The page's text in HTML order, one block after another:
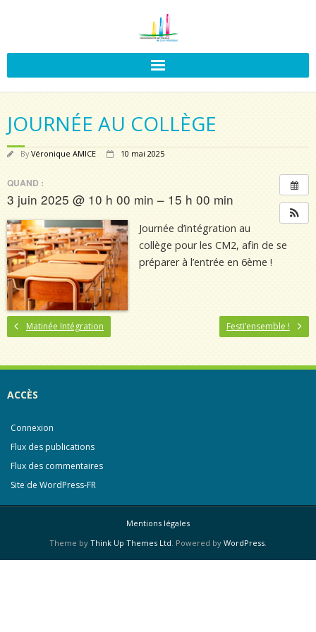
JOURNÉE AU COLLÈGE
ByVéronique AMICE 10 mai 2025
QUAND :
3 juin 2025 @ 10 h 00 min – 15 h 00 min
Journée d’intégration au
collège pour les CM2, afin de se
préparer à l’entrée en 6ème !
Matinée Intégration Festi’ensemble !
ACCÈS
Connexion
Flux des publications
Flux des commentaires
Site de WordPress-FR
Mentions légales
Theme by Think Up Themes Ltd. Powered by WordPress.